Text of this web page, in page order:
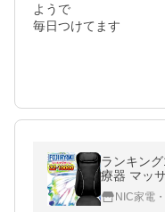
ようで
毎日つけてます
ランキン
療器 マッ
シートマ
ズ プレゼ
NIC家電